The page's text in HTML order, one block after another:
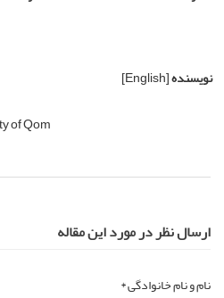
نویسنده[English]
of Qom
ارسال نظر در مورد این مقاله
نام و نام خانوادگی *